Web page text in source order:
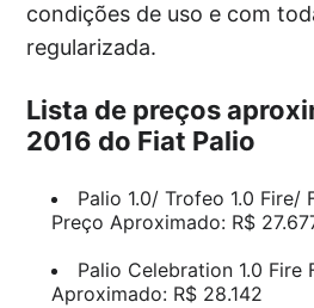
condições de uso e com
regularizada.
Lista de preços
2016 do Fiat Palio
Palio 1.0/ Trofeo 1.0 Fire/
Preço Aproximado: R$
Palio Celebration 1.0 Fire
Aproximado: R$ 28.142